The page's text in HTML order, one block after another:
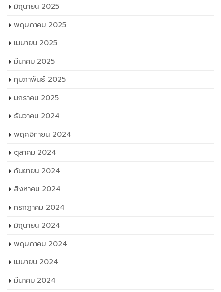
มิถุนายน 2025
พฤษภาคม 2025
เมษายน 2025
มีนาคม 2025
กุมภาพันธ์ 2025
มกราคม 2025
ธันวาคม 2024
พฤศจิกายน 2024
ตุลาคม 2024
กันยายน 2024
สิงหาคม 2024
กรกฎาคม 2024
มิถุนายน 2024
พฤษภาคม 2024
เมษายน 2024
มีนาคม 2024